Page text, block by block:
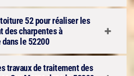
52 pour réaliser les
des charpentes à
le 52200
travaux de traitement des